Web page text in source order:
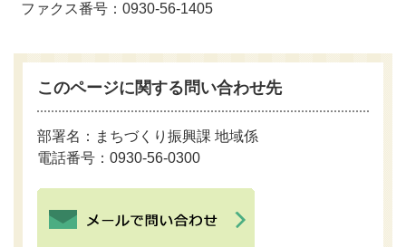
ファクス番号：0930-56-1405
このページに関する問い合わせ先
部署名：まちづくり振興課 地域係
電話番号：0930-56-0300